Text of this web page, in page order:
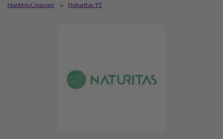
HuntMeCoupons > Naturitas PT